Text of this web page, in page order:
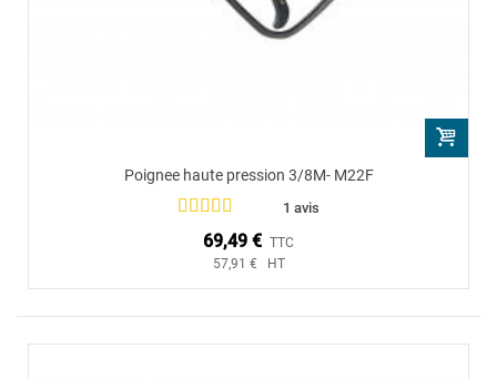
Poignee haute pression 3/8M- M22F
1 avis
69,49 € TTC
57,91 € HT